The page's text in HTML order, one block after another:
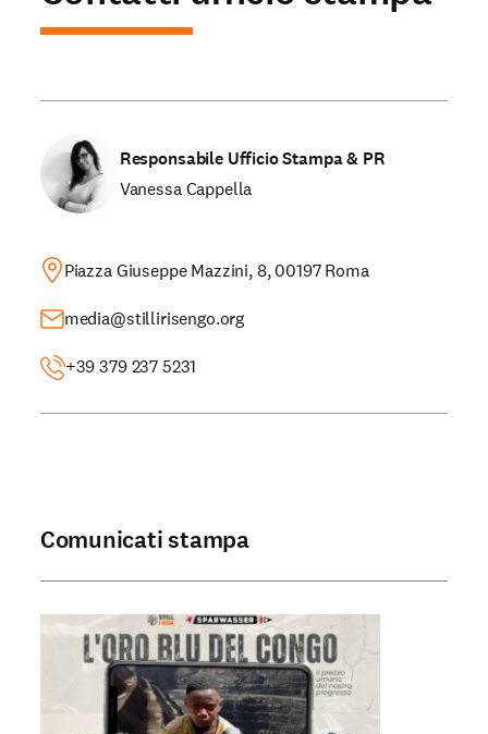
Sostienici
NEWS E STORIE
PRESSROOM
Responsabile Ufficio Stampa & PR
Vanessa Cappella
Piazza Giuseppe Mazzini, 8, 00197 Roma
media@stillirisengo.org
+39 379 237 5231
Comunicati stampa